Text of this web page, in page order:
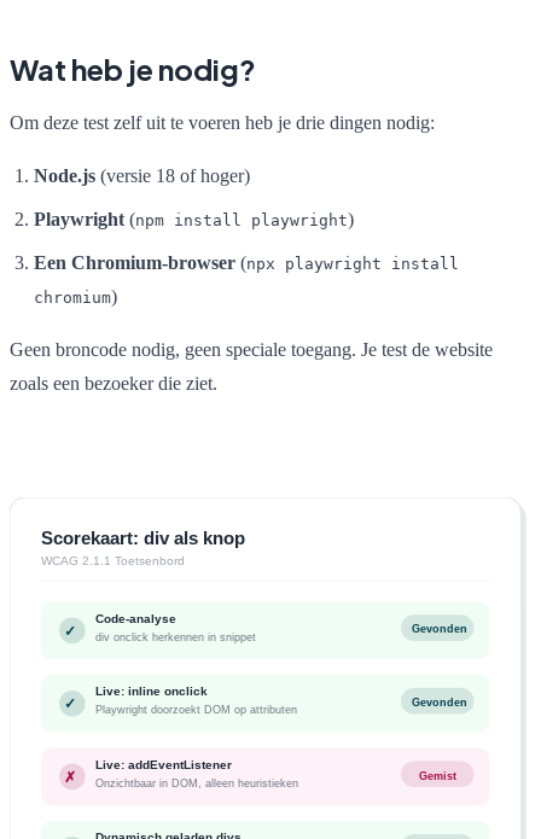
Wat heb je nodig?
Om deze test zelf uit te voeren heb je drie dingen nodig:
Node.js (versie 18 of hoger)
Playwright (npm install playwright)
Een Chromium-browser (npx playwright install
chromium)
Geen broncode nodig, geen speciale toegang. Je test de website
zoals een bezoeker die ziet.